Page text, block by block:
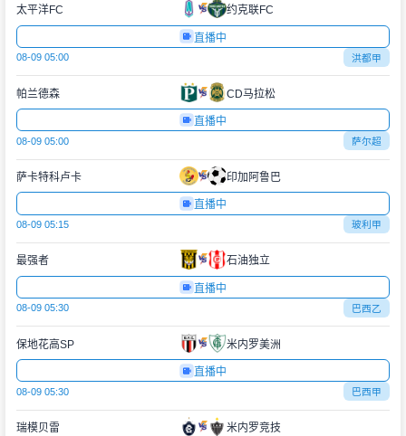
太平洋FC 约克联FC
直播中
08-09 05:00 洪都甲
帕兰德森 CD马拉松
直播中
08-09 05:00 萨尔超
萨卡特科卢卡 印加阿鲁巴
直播中
08-09 05:15 玻利甲
最强者 石油独立
直播中
08-09 05:30 巴西乙
保地花高SP 米内罗美洲
直播中
08-09 05:30 巴西甲
瑞模贝雷 米内罗竞技